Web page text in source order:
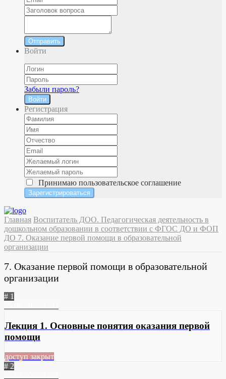
Отправить
Войти
Забыли пароль?
Войти
Регистрация
Принимаю пользовательское соглашение
Главная Воспитатель ДОО. Педагогическая деятельность в
дошкольном образовании в соответствии с ФГОС ДО и ФОП
ДО 7. Оказание первой помощи в образовательной
организации
7. Оказание первой помощи в образовательной
организации
# 1
Лекция 1. Основные понятия оказания первой
помощи
доступ закрыт
# 2